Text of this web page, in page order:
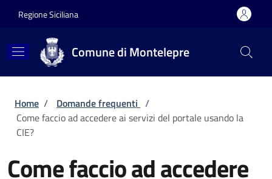
Regione Siciliana
Comune di Montelepre
Briciole di pane
Home / Domande frequenti /
Come faccio ad accedere ai servizi del portale usando la
CIE?
Come faccio ad accedere